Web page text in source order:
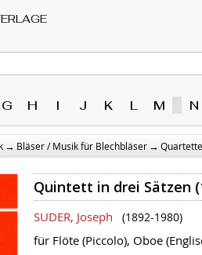
G H I J K L M N
→ Bläser / Musik für Blechbläser →
Quintett in drei Sätzen
SUDER, Joseph (1892-1980)
für Flöte (Piccolo), Oboe